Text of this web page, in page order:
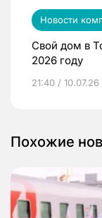
Новости
Свой дом в
2026 году
21:40 / 10.07.26
Похожие